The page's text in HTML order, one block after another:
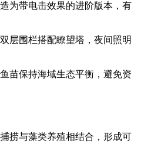
为带电击效果的进阶版本，有
层围栏搭配瞭望塔，夜间照明
苗保持海域生态平衡，避免资
捞与藻类养殖相结合，形成可